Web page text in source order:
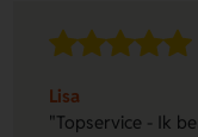
Lisa
"Topservice - Ik